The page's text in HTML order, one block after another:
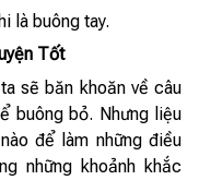
là buông tay.
Tốt
sẽ băn khoăn về câu
buông bỏ. Nhưng liệu
để làm những điều
những khoảnh khắc